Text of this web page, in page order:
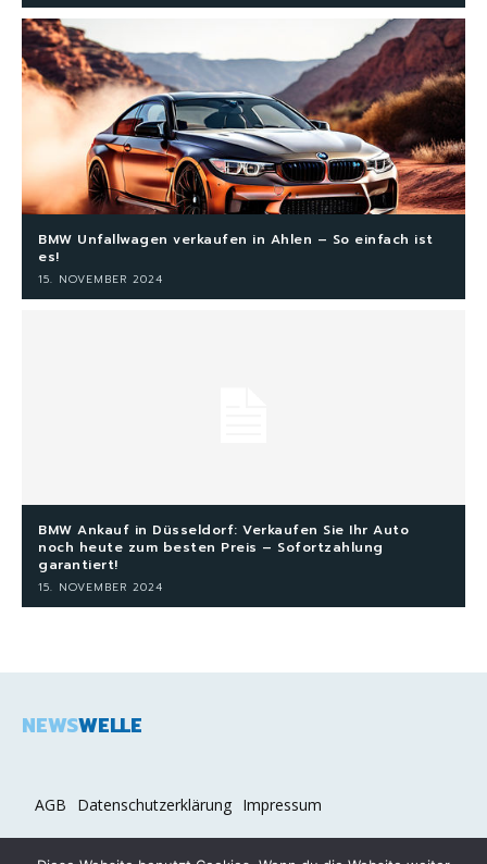
BMW Unfallwagen verkaufen in Ahlen – So einfach ist
es!
15. NOVEMBER 2024
BMW Ankauf in Düsseldorf: Verkaufen Sie Ihr Auto
noch heute zum besten Preis – Sofortzahlung
garantiert!
15. NOVEMBER 2024
NEWSWELLE
AGB Datenschutzerklärung Impressum